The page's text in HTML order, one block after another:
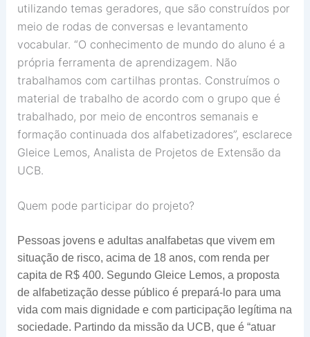
utilizando temas geradores, que são construídos por
meio de rodas de conversas e levantamento
vocabular. “O conhecimento de mundo do aluno é a
própria ferramenta de aprendizagem. Não
trabalhamos com cartilhas prontas. Construímos o
material de trabalho de acordo com o grupo que é
trabalhado, por meio de encontros semanais e
formação continuada dos alfabetizadores”, esclarece
Gleice Lemos, Analista de Projetos de Extensão da
UCB.
Quem pode participar do projeto?
Pessoas jovens e adultas analfabetas que vivem em
situação de risco, acima de 18 anos, com renda per
capita de R$ 400. Segundo Gleice Lemos, a proposta
de alfabetização desse público é prepará-lo para uma
vida com mais dignidade e com participação legítima na
sociedade. Partindo da missão da UCB, que é “atuar